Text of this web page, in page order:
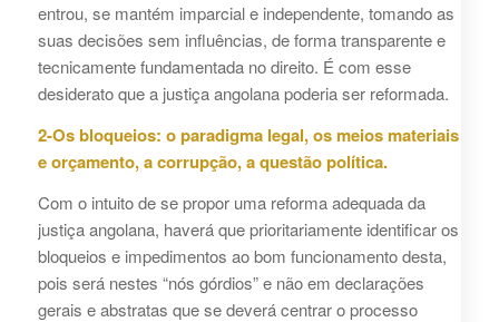
entrou, se mantém imparcial e independente, tomando as
suas decisões sem influências, de forma transparente e
tecnicamente fundamentada no direito. É com esse
desiderato que a justiça angolana poderia ser reformada.
2-Os bloqueios: o paradigma legal, os meios materiais
e orçamento, a corrupção, a questão política.
Com o intuito de se propor uma reforma adequada da
justiça angolana, haverá que prioritariamente identificar os
bloqueios e impedimentos ao bom funcionamento desta,
pois será nestes “nós górdios” e não em declarações
gerais e abstratas que se deverá centrar o processo